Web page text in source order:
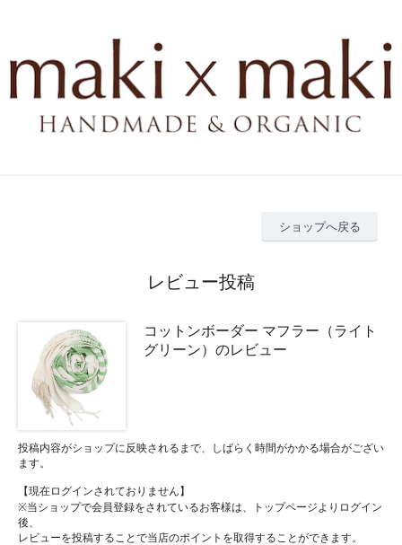
ショップへ戻る
レビュー投稿
コットンボーダー マフラー（ライト
グリーン）のレビュー
投稿内容がショップに反映されるまで、しばらく時間がかかる場合がござい
ます。
【現在ログインされておりません】
※当ショップで会員登録をされているお客様は、トップページよりログイン
後、
レビューを投稿することで当店のポイントを取得することができます。